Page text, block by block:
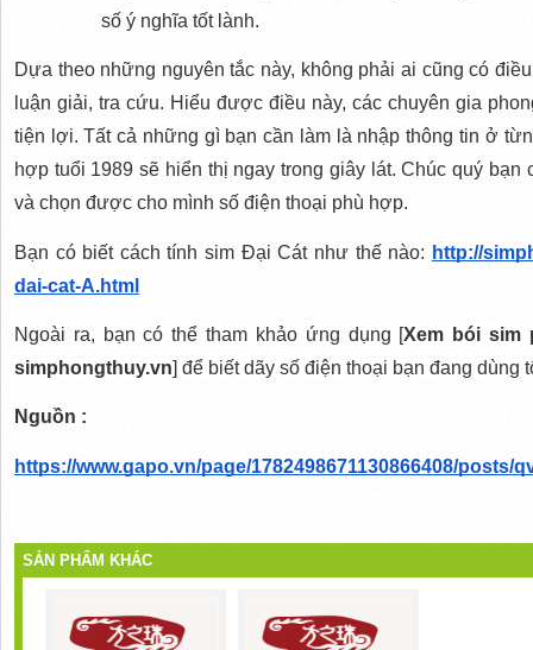
số ý nghĩa tốt lành.
Dựa theo những nguyên tắc này, không phải ai cũng có
luận giải, tra cứu. Hiểu được điều này, các chuyên gia
tiện lợi. Tất cả những gì bạn cần làm là nhập thông tin ở
hợp tuổi 1989 sẽ hiển thị ngay trong giây lát. Chúc quý
và chọn được cho mình số điện thoại phù hợp.
Bạn có biết cách tính sim Đại Cát như thế nào: http://
dai-cat-A.html
Ngoài ra, bạn có thể tham khảo ứng dụng [Xem bói sim
simphongthuy.vn] để biết dãy số điện thoại bạn đang dùng
Nguồn :
https://www.gapo.vn/page/1782498671130866408/posts/
SẢN PHẨM KHÁC